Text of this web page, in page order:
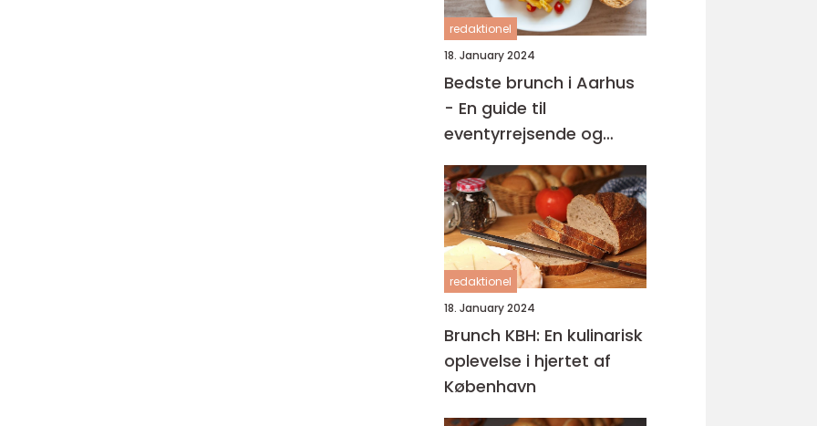
redaktionel
18. January 2024
Bedste brunch i Aarhus
- En guide til
eventyrrejsende og
backpackere
redaktionel
18. January 2024
Brunch KBH: En kulinarisk
oplevelse i hjertet af
København